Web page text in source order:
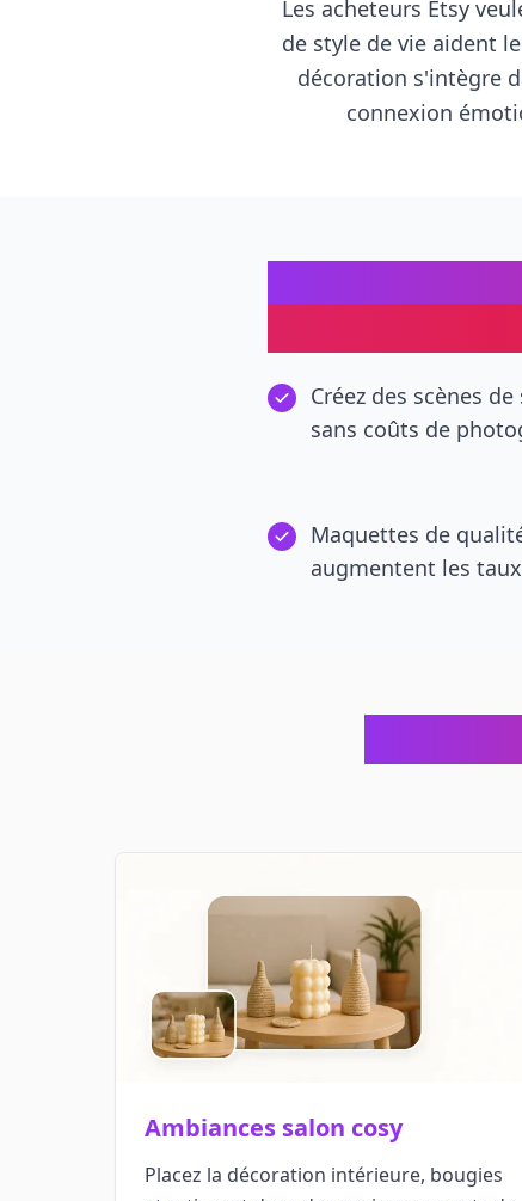
Les acheteurs Etsy
de style de vie aident
décoration s'intègre
connexion
Créez des scènes
sans coûts de
Maquettes de
augmentent les
Ambiances salon cosy
Placez la décoration intérieure, bougies